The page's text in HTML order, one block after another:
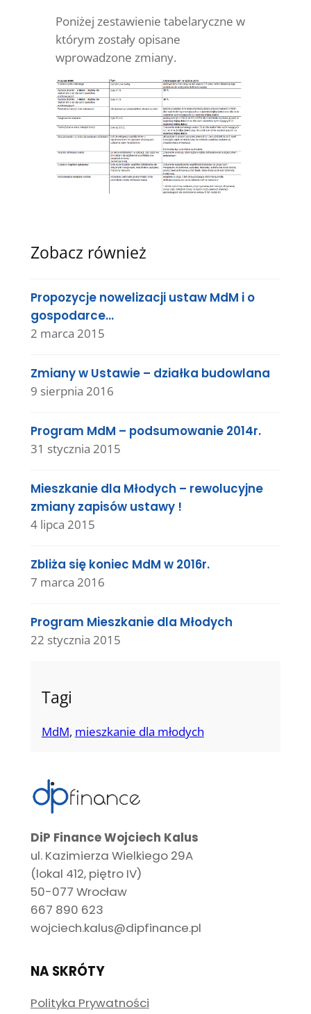
Poniżej zestawienie tabelaryczne w
którym zostały opisane
wprowadzone zmiany.
Zobacz również
Propozycje nowelizacji ustaw MdM i o
gospodarce…
2 marca 2015
Zmiany w Ustawie – działka budowlana
9 sierpnia 2016
Program MdM – podsumowanie 2014r.
31 stycznia 2015
Mieszkanie dla Młodych – rewolucyjne
zmiany zapisów ustawy !
4 lipca 2015
Zbliża się koniec MdM w 2016r.
7 marca 2016
Program Mieszkanie dla Młodych
22 stycznia 2015
Tagi
MdM, mieszkanie dla młodych
DiP Finance Wojciech Kalus
ul. Kazimierza Wielkiego 29A
(lokal 412, piętro IV)
50-077 Wrocław
667 890 623
wojciech.kalus@dipfinance.pl
NA SKRÓTY
Polityka Prywatności